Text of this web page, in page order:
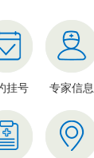
挂号 专家信息